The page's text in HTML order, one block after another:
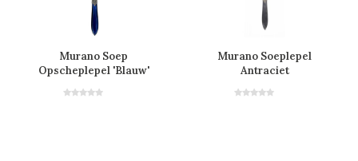
Murano Soep
Opscheplepel 'Blauw'
Murano Soeplepel
Antraciet